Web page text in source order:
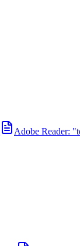
Adobe Reader: